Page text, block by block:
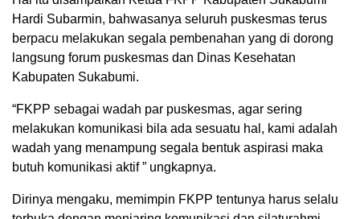
Hardi Subarmin, bahwasanya seluruh puskesmas terus
berpacu melakukan segala pembenahan yang di dorong
langsung forum puskesmas dan Dinas Kesehatan
Kabupaten Sukabumi.
“FKPP sebagai wadah par puskesmas, agar sering
melakukan komunikasi bila ada sesuatu hal, kami adalah
wadah yang menampung segala bentuk aspirasi maka
butuh komunikasi aktif ” ungkapnya.
Dirinya mengaku, memimpin FKPP tentunya harus selalu